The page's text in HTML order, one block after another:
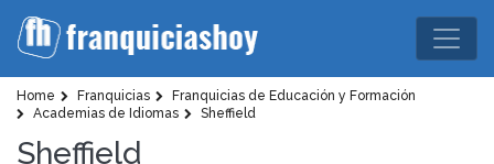
Home Franquicias
Franquicias de Educación y Formación
Academias de Idiomas
Sheffield
Sheffield